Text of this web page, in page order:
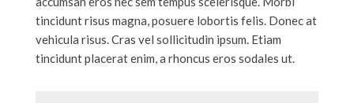
tincidunt risus magna, posuere lobortis felis. Donec at
vehicula risus. Cras vel sollicitudin ipsum. Etiam
tincidunt placerat enim, a rhoncus eros sodales ut.